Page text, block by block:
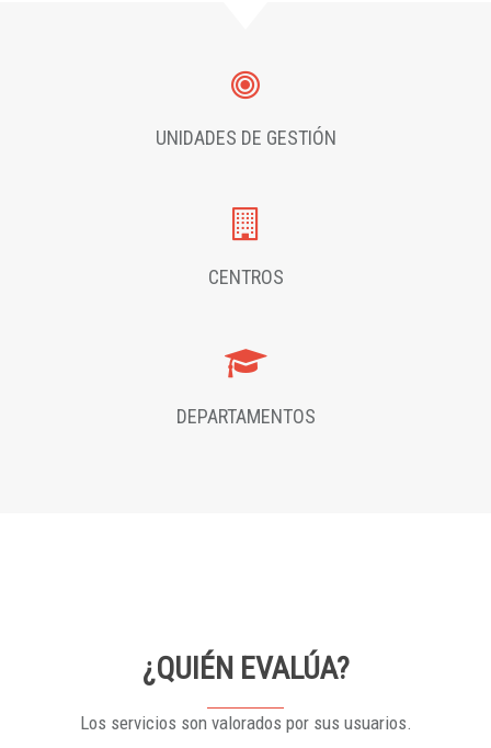
UNIDADES DE GESTIÓN
CENTROS
DEPARTAMENTOS
¿QUIÉN EVALÚA?
Los servicios son valorados por sus usuarios.